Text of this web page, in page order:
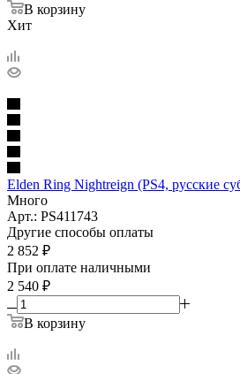
В корзину
Хит
Elden Ring Nightreign (PS4, русские
Много
Арт.: PS411743
Другие способы оплаты
2 852 ₽
При оплате наличными
2 540 ₽
В корзину